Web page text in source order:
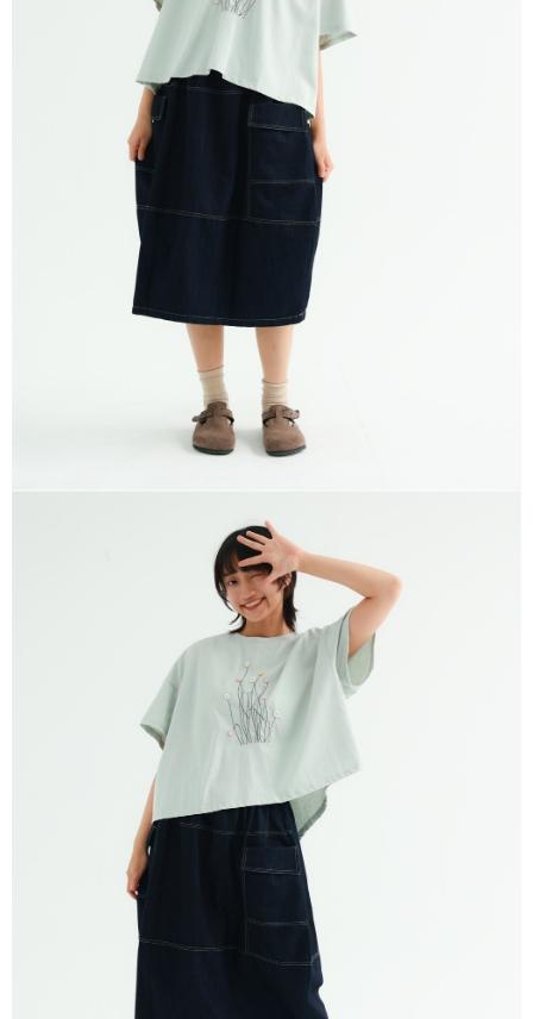
購買商品的店家。未經商家同意取消之訂單仍視為有效，需透過AFTEE先享
後付繳納相關費用。
※ 交易是否成功請以「AFTEE先享後付 」之結帳頁面顯示為準，若有關於
是否繳費成功／繳費後需取消欲退款等相關疑問，請聯繫「AFTEE先享後付
https://netprotections.freshdesk.com/support/home
１．透過由恩沛科技股份有限公司提供之「AFTEE先享後付」服務完成之交
易，需依本服務之必要範圍內提供個人資料，並將交易相關給付款項請求債
權轉讓予恩沛科技股份有限公司。
２．關於個人資料處理事宜，請瀏覽以下網址：
https://aftee.tw/terms/#terms3
３．未成年的使用者請事先徵得法定代理人或監護人之同意方可使用
「AFTEE先享後付」，若未經同意申辦者引起之損失，本公司不負相關責
４．使用「AFTEE先享後付」時，將依據個別帳號之用戶狀況，依本公司即
時審查核予不同之上限額度；若仍有額度不足之情形，本公司將視審查結果
５．嚴禁一人註冊多個帳號或使用他人資訊註冊。若發現惡意使用之情形，
恩沛科技股份有限公司將有權停止該用戶之使用額度並採取法律行動。
每筆NT$80，滿NT$1,200(含以上)免運費